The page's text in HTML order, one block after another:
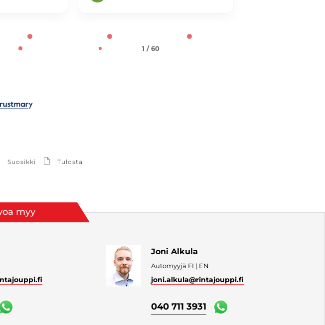
1 / 60
Suosikki Tulosta
myy
Joni Alkula
Automyyjä FI | EN
joni.alkula@rintajouppi.fi
040 711 3931